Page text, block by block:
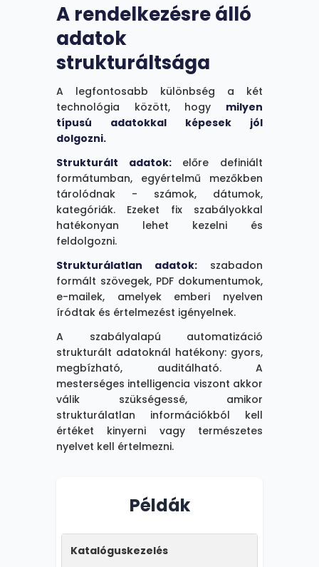
teremt valódi értéket a
mesterséges
intelligencia a beszerzési
folyamatokban. Az
alábbi négy szempont
segít a helyes
technológia
kiválasztásában:
strukturáltsága
A szabályalapú
automatizáció
strukturált adatoknál
(számok, dátumok)
megbízható,
auditálható. Példa:
katalóguskeresés
pontos SKU-ra,
számlaadat-rögzítés
OCR-rel,
sablonszerződések
kitöltése.
Az AI strukturálatlan
adatoknál (PDF-ek, e-
mailek, szabad szöveg)
számla-anomália
számla elemzésével, 50
oldalas szerződés
A rendelkezésre álló
adatok
strukturáltsága
A legfontosabb különbség a két
technológia között, hogy milyen
típusú adatokkal képesek jól
dolgozni.
Strukturált adatok:előre definiált
formátumban, egyértelmű mezőkben
tárolódnak - számok, dátumok,
kategóriák. Ezeket fix szabályokkal
hatékonyan lehet kezelni és
feldolgozni.
Strukturálatlan adatok: szabadon
formált szövegek, PDF dokumentumok,
e-mailek, amelyek emberi nyelven
íródtak és értelmezést igényelnek.
A szabályalapú automatizáció
strukturált adatoknál hatékony: gyors,
megbízható, auditálható. A
mesterséges intelligencia viszont akkor
válik szükségessé, amikor
strukturálatlan információkból kell
értéket kinyerni vagy természetes
nyelvet kell értelmezni.
Példák
Katalóguskezelés